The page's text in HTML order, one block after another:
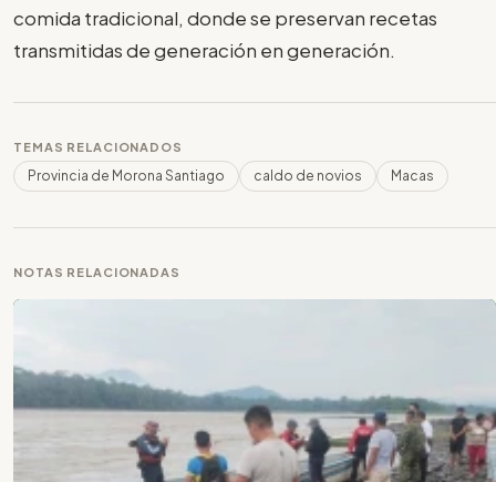
comida tradicional, donde se preservan recetas
transmitidas de generación en generación.
TEMAS RELACIONADOS
Provincia de Morona Santiago caldo de novios Macas
NOTAS RELACIONADAS